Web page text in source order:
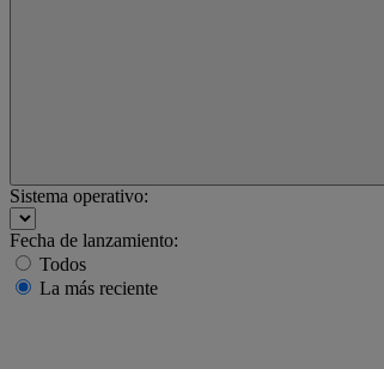
Sistema operativo:
Fecha de lanzamiento:
Todos
La más reciente